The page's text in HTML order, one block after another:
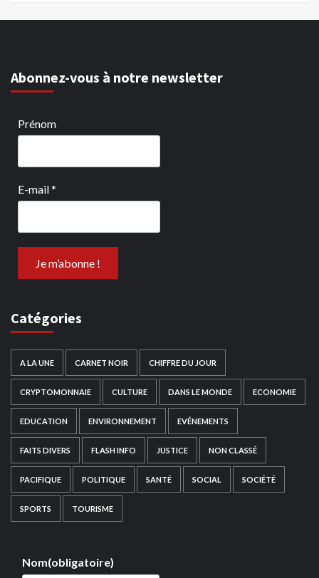
Abonnez-vous à notre newsletter
Prénom
E-mail*
Catégories
A LA UNE CARNET NOIR CHIFFRE DU JOUR
CRYPTOMONNAIE CULTURE DANS LE MONDE ECONOMIE
EDUCATION ENVIRONNEMENT EVÉNEMENTS
FAITS DIVERS FLASH INFO JUSTICE NON CLASSÉ
PACIFIQUE POLITIQUE SANTÉ SOCIAL SOCIÉTÉ
SPORTS TOURISME
Nom(obligatoire)